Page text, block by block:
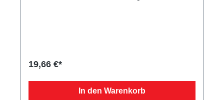
19,66 €*
In den Warenkorb